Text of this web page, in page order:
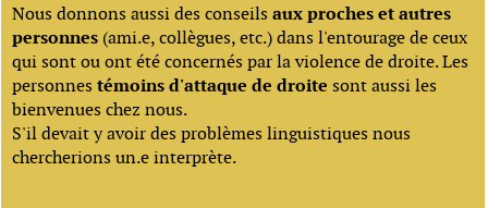
Nous donnons aussi des conseilsaux proches et autres
personnes (ami.e, collègues, etc.) dans l'entourage de ceux
qui sont ou ont été concernés par la violence de droite. Les
personnestémoins d'attaque de droite sont aussi les
bienvenues chez nous.
S'il devait y avoir des problèmes linguistiques nous
chercherions un.e interprète.